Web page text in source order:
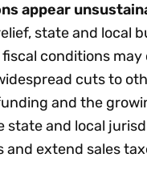
appear
state and local
conditions may
cuts to
and the
and local
extend sales